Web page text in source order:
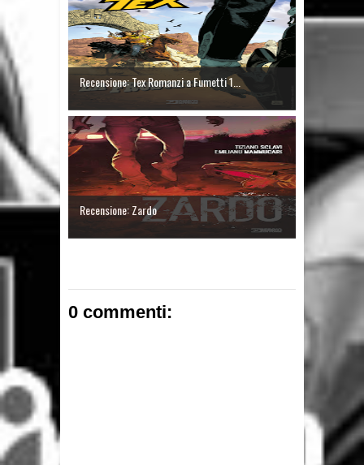
Recensione: Tex Romanzi a Fumetti 1...
Recensione: Zardo
0 commenti: